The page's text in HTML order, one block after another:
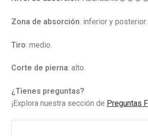
Zona de absorción: inferior y posterior.
Tiro: medio.
Corte de pierna: alto.
¿Tienes preguntas?
¡Explora nuestra sección de Preguntas